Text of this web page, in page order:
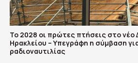
Το 2028 οι πρώτες πτήσεις στο νέο
Ηρακλείου – Υπεγράφη η σύμβαση
ραδιοναυτιλίας